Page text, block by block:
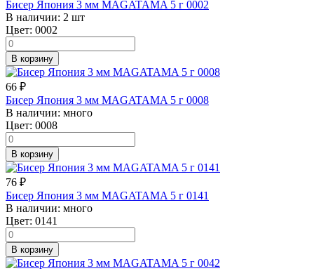
Бисер Япония 3 мм MAGATAMA 5 г 0002
В наличии: 2 шт
Цвет: 0002
В корзину
66 ₽
Бисер Япония 3 мм MAGATAMA 5 г 0008
В наличии: много
Цвет: 0008
В корзину
76 ₽
Бисер Япония 3 мм MAGATAMA 5 г 0141
В наличии: много
Цвет: 0141
В корзину